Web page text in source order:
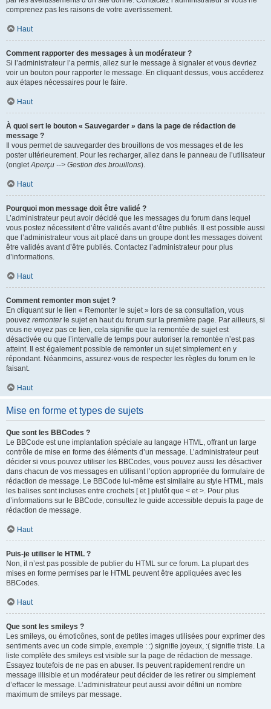
comprenez pas les raisons de votre avertissement.
Haut
Comment rapporter des messages à un modérateur ?
Si l’administrateur l’a permis, allez sur le message à signaler et vous devriez
voir un bouton pour rapporter le message. En cliquant dessus, vous accéderez
aux étapes nécessaires pour le faire.
Haut
À quoi sert le bouton « Sauvegarder » dans la page de rédaction de
message ?
Il vous permet de sauvegarder des brouillons de vos messages et de les
poster ultérieurement. Pour les recharger, allez dans le panneau de l’utilisateur
(ongletAperçu --> Gestion des brouillons).
Haut
Pourquoi mon message doit être validé ?
L’administrateur peut avoir décidé que les messages du forum dans lequel
vous postez nécessitent d’être validés avant d’être publiés. Il est possible aussi
que l’administrateur vous ait placé dans un groupe dont les messages doivent
être validés avant d’être publiés. Contactez l’administrateur pour plus
d’informations.
Haut
Comment remonter mon sujet ?
En cliquant sur le lien « Remonter le sujet » lors de sa consultation, vous
pouvez remonterle sujet en haut du forum sur la première page. Par ailleurs, si
vous ne voyez pas ce lien, cela signifie que la remontée de sujet est
désactivée ou que l’intervalle de temps pour autoriser la remontée n’est pas
atteint. Il est également possible de remonter un sujet simplement en y
répondant. Néanmoins, assurez-vous de respecter les règles du forum en le
faisant.
Haut
Mise en forme et types de sujets
Que sont les BBCodes ?
Le BBCode est une implantation spéciale au langage HTML, offrant un large
contrôle de mise en forme des éléments d’un message. L’administrateur peut
décider si vous pouvez utiliser les BBCodes, vous pouvez aussi les désactiver
dans chacun de vos messages en utilisant l’option appropriée du formulaire de
rédaction de message. Le BBCode lui-même est similaire au style HTML, mais
les balises sont incluses entre crochets [ et ] plutôt que < et >. Pour plus
d’informations sur le BBCode, consultez le guide accessible depuis la page de
rédaction de message.
Haut
Puis-je utiliser le HTML ?
Non, il n’est pas possible de publier du HTML sur ce forum. La plupart des
mises en forme permises par le HTML peuvent être appliquées avec les
BBCodes.
Haut
Que sont les smileys ?
Les smileys, ou émoticônes, sont de petites images utilisées pour exprimer des
sentiments avec un code simple, exemple : :) signifie joyeux, :( signifie triste. La
liste complète des smileys est visible sur la page de rédaction de message.
Essayez toutefois de ne pas en abuser. Ils peuvent rapidement rendre un
message illisible et un modérateur peut décider de les retirer ou simplement
d’effacer le message. L’administrateur peut aussi avoir défini un nombre
maximum de smileys par message.